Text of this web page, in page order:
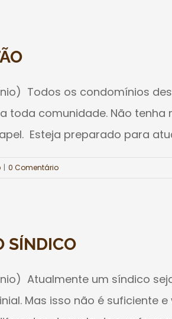
Todos os condomínios
toda comunidade. Não
Esteja preparado para
| 0 Comentário
SÍNDICO
Atualmente um síndico
Mas isso não é suficiente